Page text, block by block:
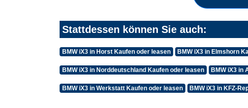
Stattdessen können Sie auch:
BMW iX3 in Horst Kaufen oder leasen BMW iX3 in Elmshorn
BMW iX3 in Norddeutschland Kaufen oder leasen BMW iX3 in
BMW iX3 in Werkstatt Kaufen oder leasen BMW iX3 in KFZ-